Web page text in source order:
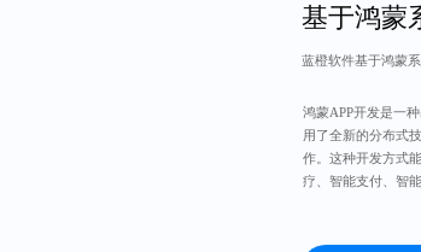
基于鸿蒙
蓝橙软件基于鸿蒙
鸿蒙APP开发是一
用了全新的分布式
作。这种开发方式
疗、智能支付、智能